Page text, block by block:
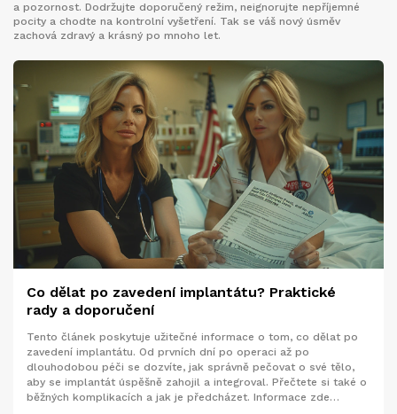
a pozornost. Dodržujte doporučený režim, neignorujte nepříjemné
pocity a chodte na kontrolní vyšetření. Tak se váš nový úsměv
zachová zdravý a krásný po mnoho let.
Co dělat po zavedení implantátu? Praktické
rady a doporučení
Tento článek poskytuje užitečné informace o tom, co dělat po
zavedení implantátu. Od prvních dní po operaci až po
dlouhodobou péči se dozvíte, jak správně pečovat o své tělo,
aby se implantát úspěšně zahojil a integroval. Přečtete si také o
běžných komplikacích a jak je předcházet. Informace zde